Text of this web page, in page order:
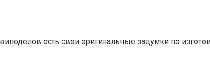
есть свои оригинальные задумки по